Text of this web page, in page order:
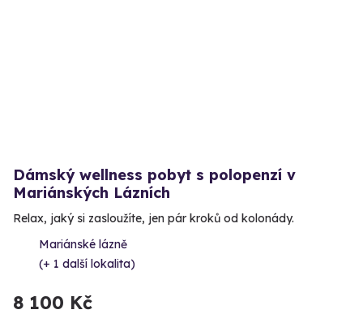
Dámský wellness pobyt s polopenzí v
Mariánských Lázních
Relax, jaký si zasloužíte, jen pár kroků od kolonády.
Mariánské lázně
(+ 1 další lokalita)
8 100 Kč